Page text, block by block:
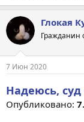
Глокая
Гражданин
7 Июн 2020
Надеюсь,
Опубликовано: